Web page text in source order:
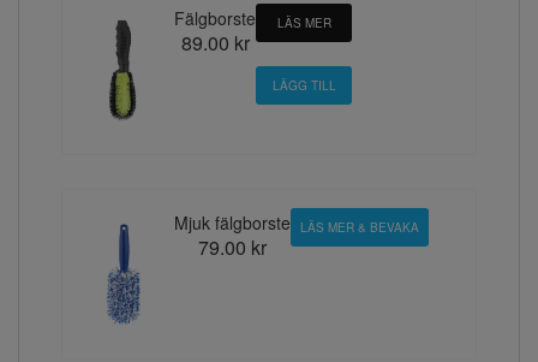
Fälgborste
89.00 kr
LÄS MER
Mjuk fälgborste
79.00 kr
LÄS MER & BEVAKA